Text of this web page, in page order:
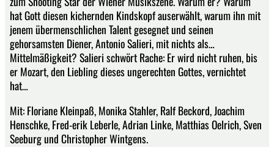
hat Gott diesen kichernden Kindskopf auserwählt, warum ihn mit
jenem übermenschlichen Talent gesegnet und seinen
gehorsamsten Diener, Antonio Salieri, mit nichts als…
Mittelmäßigkeit? Salieri schwört Rache: Er wird nicht ruhen, bis
er Mozart, den Liebling dieses ungerechten Gottes, vernichtet
hat…
Mit: Floriane Kleinpaß, Monika Stahler, Ralf Beckord, Joachim
Henschke, Fred-erik Leberle, Adrian Linke, Matthias Oelrich, Sven
Seeburg und Christopher Wintgens.